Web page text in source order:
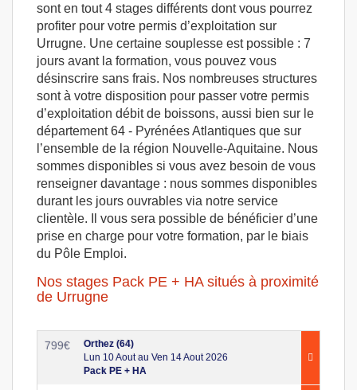
sont en tout 4 stages différents dont vous pourrez
profiter pour votre permis d’exploitation sur
Urrugne. Une certaine souplesse est possible : 7
jours avant la formation, vous pouvez vous
désinscrire sans frais. Nos nombreuses structures
sont à votre disposition pour passer votre permis
d’exploitation débit de boissons, aussi bien sur le
département 64 - Pyrénées Atlantiques que sur
l’ensemble de la région Nouvelle-Aquitaine. Nous
sommes disponibles si vous avez besoin de vous
renseigner davantage : nous sommes disponibles
durant les jours ouvrables via notre service
clientèle. Il vous sera possible de bénéficier d’une
prise en charge pour votre formation, par le biais
du Pôle Emploi.
Nos stages Pack PE + HA situés à proximité
de Urrugne
799€
Orthez (64)
Lun 10 Aout au Ven 14 Aout 2026
Pack PE + HA